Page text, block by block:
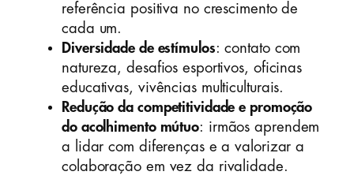
referência positiva no crescimento de
cada um.
Diversidade de estímulos: contato com
natureza, desafios esportivos, oficinas
educativas, vivências multiculturais.
Redução da competitividade e promoção
do acolhimento mútuo: irmãos aprendem
a lidar com diferenças e a valorizar a
colaboração em vez da rivalidade.